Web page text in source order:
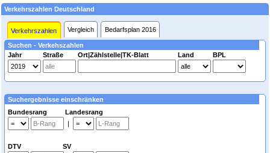
Verkehrszahlen Deutschland
Verkehrszahlen Vergleich Bedarfsplan 2016
Suchen - Verkehszahlen
Jahr
Straße Ort|Zählstelle|TK-Blatt Land BPL
Suchergebnisse einschränken
Bundesrang Landesrang
|
DTV SV